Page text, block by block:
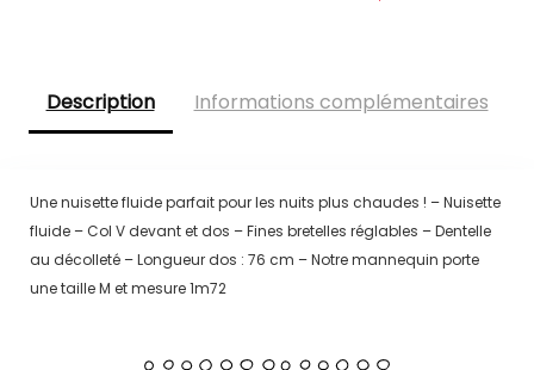
Description Informations complémentaires
Une nuisette fluide parfait pour les nuits plus chaudes ! – Nuisette
fluide – Col V devant et dos – Fines bretelles réglables – Dentelle
au décolleté – Longueur dos : 76 cm – Notre mannequin porte
une taille M et mesure 1m72